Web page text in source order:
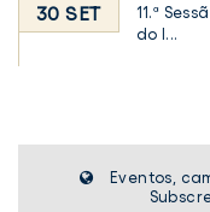
30 SET
11.ª
do I...
Eventos,